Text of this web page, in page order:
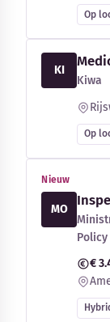
Op
KI
Kiwa
Op
Nieuw
MO
Policy
€